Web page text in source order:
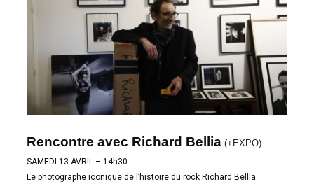
Rencontre avec Richard Bellia(+EXPO)
SAMEDI 13 AVRIL – 14h30
Le photographe iconique de l’histoire du rock Richard Bellia